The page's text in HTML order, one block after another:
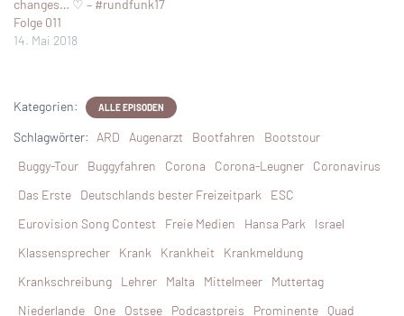
changes… ♡ – #rundfunk17
Folge 011
14. Mai 2018
Kategorien: ALLE EPISODEN
Schlagwörter: ARD Augenarzt Bootfahren
Bootstour
Buggy-Tour
Buggyfahren Corona Corona-Leugner
Coronavirus
Das Erste
Deutschlands bester Freizeitpark
ESC
Eurovision Song Contest
Freie Medien Hansa Park
Israel
Klassensprecher
Krank Krankheit
Krankmeldung
Krankschreibung
Lehrer Malta Mittelmeer
Muttertag
Niederlande
One Ostsee Podcastpreis Prominente
Quad